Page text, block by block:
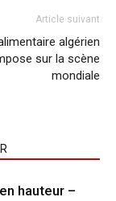
Article suivant
algérien
sur la scène
mondiale
hauteur –